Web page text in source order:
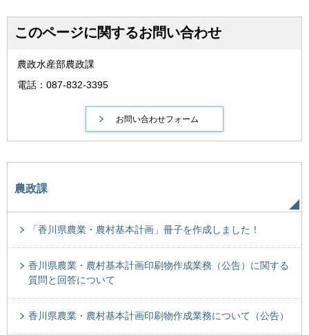
このページに関するお問い合わせ
農政水産部農政課
電話：087-832-3395
農政課
「香川県農業・農村基本計画」冊子を作成しました！
香川県農業・農村基本計画印刷物作成業務（公告）に関する
質問と回答について
香川県農業・農村基本計画印刷物作成業務について（公告）